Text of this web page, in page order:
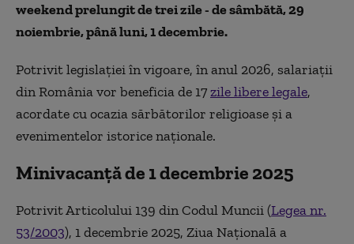
weekend prelungit de trei zile - de sâmbătă, 29
noiembrie, până luni, 1 decembrie.
Potrivit legislației în vigoare, în anul 2026, salariații
din România vor beneficia de 17zile libere legale,
acordate cu ocazia sărbătorilor religioase și a
evenimentelor istorice naționale.
Minivacanță de 1 decembrie 2025
Potrivit Articolului 139 din Codul Muncii (Legea nr.
53/2003), 1 decembrie 2025, Ziua Națională a